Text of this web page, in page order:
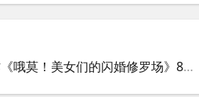
阿西美女团队新作《哦莫！美女们的闪婚修罗场》8月上线Steam